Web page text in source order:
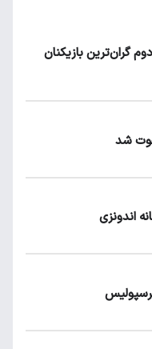
گران‌ترین بازیکنان
شد
اندونزی